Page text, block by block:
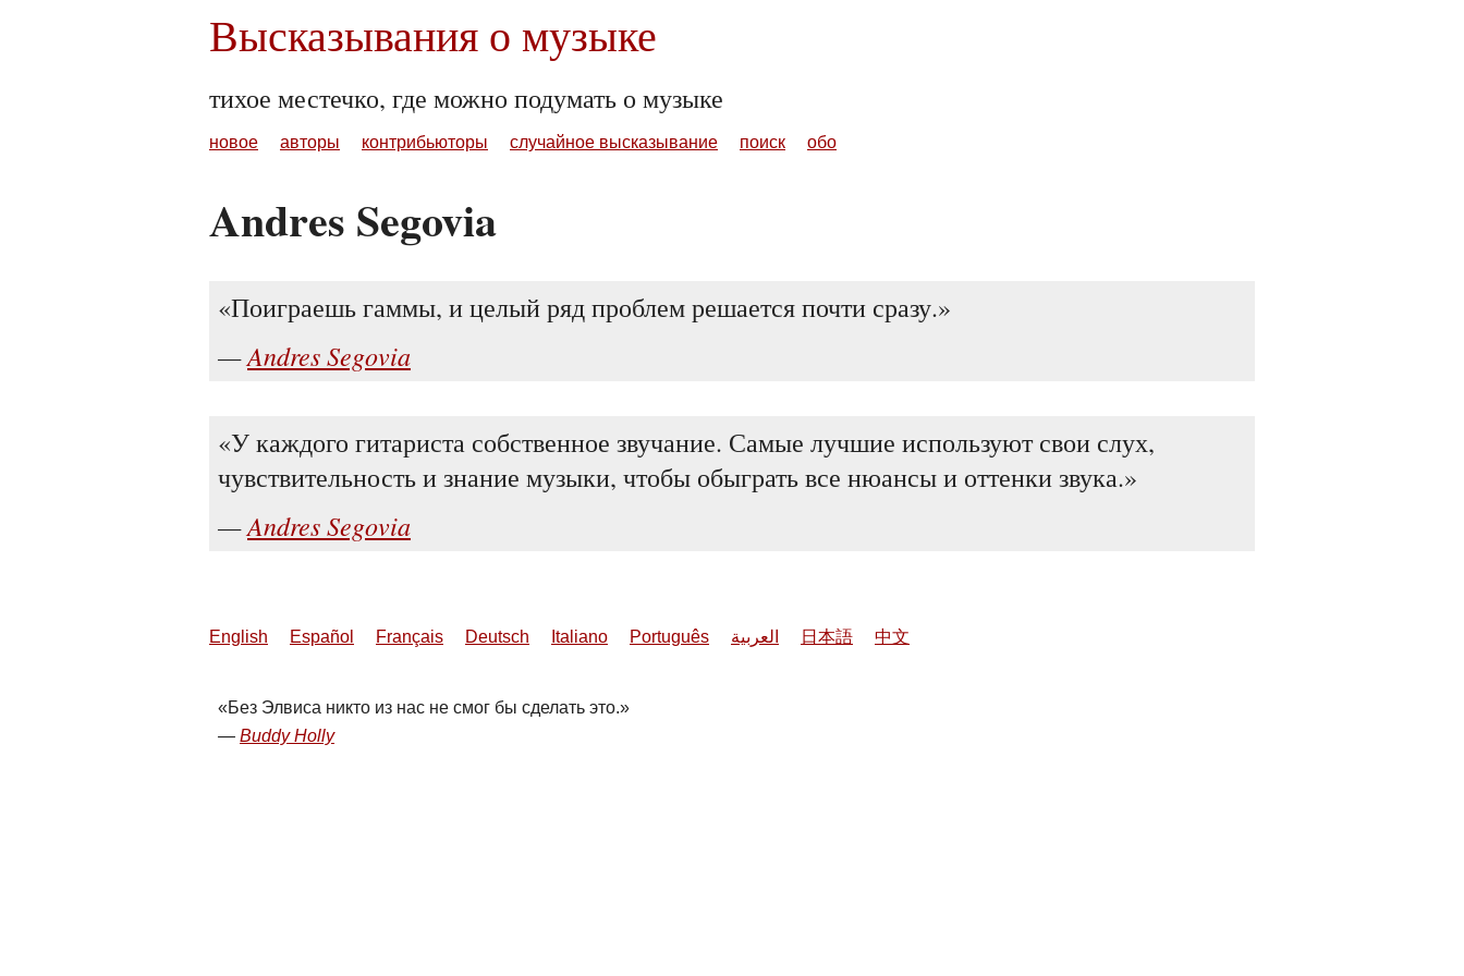
Высказывания о музыке
тихое местечко, где можно подумать о музыке
новое авторы контрибьюторы случайное высказывание поиск обо
Andres Segovia
Поиграешь гаммы, и целый ряд проблем решается почти сразу.
Andres Segovia
У каждого гитариста собственное звучание. Самые лучшие используют свои слух,
чувствительность и знание музыки, чтобы обыграть все нюансы и оттенки звука.
Andres Segovia
English Español Français Deutsch Italiano Português العربية 日本語 中文
Без Элвиса никто из нас не смог бы сделать это.
Buddy Holly